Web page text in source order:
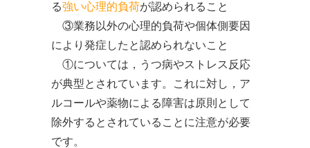
る強い心理的負荷が認められること
③業務以外の心理的負荷や個体側要因
により発症したと認められないこと
①については，うつ病やストレス反応
が典型とされています。これに対し，ア
ルコールや薬物による障害は原則として
除外するとされていることに注意が必要
です。